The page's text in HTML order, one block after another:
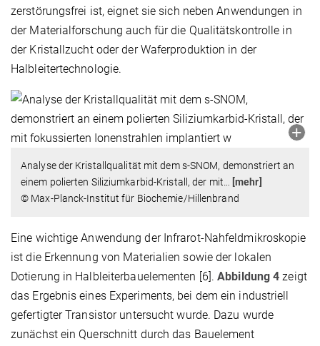
zerstörungsfrei ist, eignet sie sich neben Anwendungen in
der Materialforschung auch für die Qualitätskontrolle in
der Kristallzucht oder der Waferproduktion in der
Halbleitertechnologie.
Analyse der Kristallqualität mit dem s-SNOM, demonstriert an
einem polierten Siliziumkarbid-Kristall, der mit… [mehr]
© Max-Planck-Institut für Biochemie/Hillenbrand
Eine wichtige Anwendung der Infrarot-Nahfeldmikroskopie
ist die Erkennung von Materialien sowie der lokalen
Dotierung in Halbleiterbauelementen [6].Abbildung 4 zeigt
das Ergebnis eines Experiments, bei dem ein industriell
gefertigter Transistor untersucht wurde. Dazu wurde
zunächst ein Querschnitt durch das Bauelement